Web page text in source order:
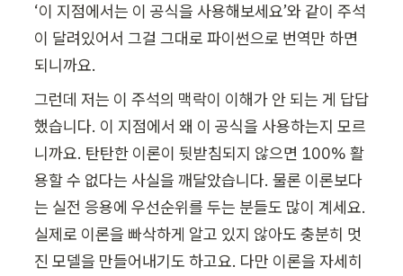
‘이 지점에서는 이 공식을 사용해보세요’와 같이 주석
이 달려있어서 그걸 그대로 파이썬으로 번역만 하면
되니까요.
그런데 저는 이 주석의 맥락이 이해가 안 되는 게 답답
했습니다. 이 지점에서 왜 이 공식을 사용하는지 모르
니까요. 탄탄한 이론이 뒷받침되지 않으면 100% 활
용할 수 없다는 사실을 깨달았습니다. 물론 이론보다
는 실전 응용에 우선순위를 두는 분들도 많이 계세요.
실제로 이론을 빠삭하게 알고 있지 않아도 충분히 멋
진 모델을 만들어내기도 하고요. 다만 이론을 자세히